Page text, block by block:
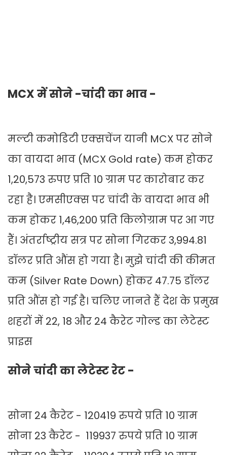
MCX में सोने -चांदी का भाव -
मल्टी कमोडिटी एक्सचेंज यानी MCX पर सोने
का वायदा भाव (MCX Gold rate) कम होकर
1,20,573 रुपए प्रति 10 ग्राम पर कारोबार कर
रहा है। एमसीएक्स पर चांदी के वायदा भाव भी
कम होकर 1,46,200 प्रति किलोग्राम पर आ गए
हैं। अंतर्राष्ट्रीय सत्र पर सोना गिरकर 3,994.81
डॉलर प्रति औंस हो गया है। मुझे चांदी की कीमत
कम (Silver Rate Down) होकर 47.75 डॉलर
प्रति औंस हो गई है। चलिए जानते हैं देश के प्रमुख
शहरों में 22, 18 और 24 कैरेट गोल्ड का लेटेस्ट
प्राइस
सोने चांदी का लेटेस्ट रेट -
सोना 24 कैरेट - 120419 रुपये प्रति 10 ग्राम
सोना 23 कैरेट - 119937 रुपये प्रति 10 ग्राम